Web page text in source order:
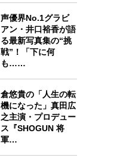
声優界No.1グラビ
アン・井口裕香が語
る最新写真集の“挑
戦”！「下に何
も……
倉悠貴の「人生の転
機になった」真田広
之主演・プロデュー
ス『SHOGUN 将
軍…